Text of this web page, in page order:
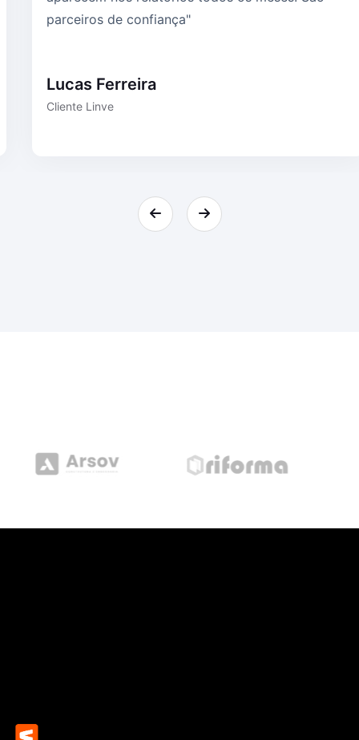
parceiros de confiança"
Lucas Ferreira
Cliente Linve